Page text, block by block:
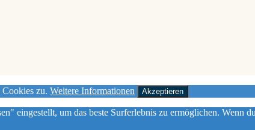
zu. Weitere Informationen Akzeptieren
eingestellt, um das beste Surferlebnis zu ermöglichen. Wenn